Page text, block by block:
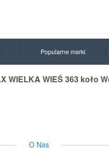
Popularne marki
WIELKA WIEŚ 363 koło
O Nas